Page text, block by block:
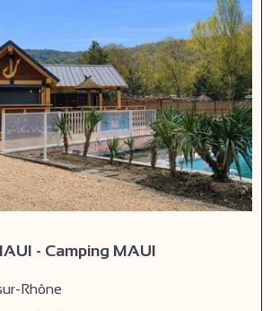
- Camping MAUI
Rhône